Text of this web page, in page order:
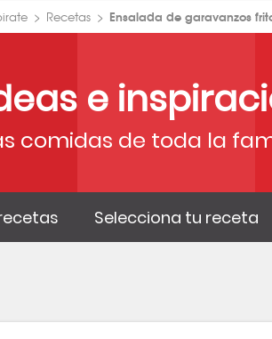
Recetas Ensalada de garavanzos
e
comidas de toda la
Selecciona tu receta